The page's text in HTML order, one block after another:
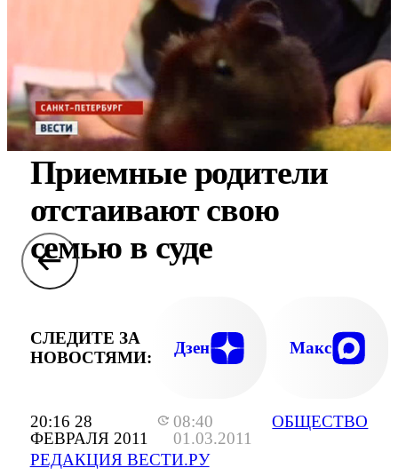
20:16 28
ФЕВРАЛЯ 2011
08:40
01.03.2011
РЕДАКЦИЯ ВЕСТИ.РУ
ОБЩЕСТВО
Приемные родители
отстаивают свою
семью в суде
СЛЕДИТЕ ЗА
НОВОСТЯМИ:
Дзен Макс